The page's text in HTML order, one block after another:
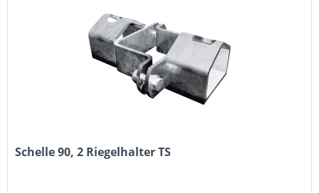
Schelle 90, 2 Riegelhalter TS